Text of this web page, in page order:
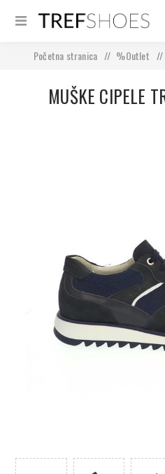
Početna stranica / %Outlet /
MUŠKE CIPELE